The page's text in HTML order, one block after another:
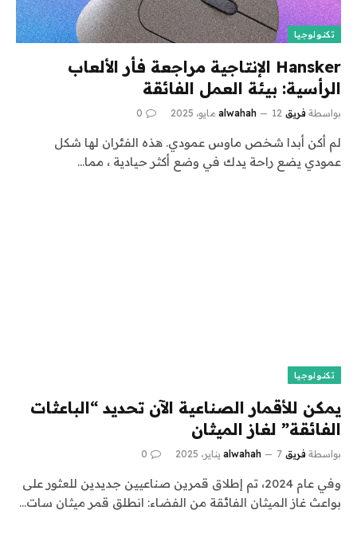
تكنولوجيا
Hansker الإنتاجية مراجعة فأر الألعاب
الرأسية: بيئة العمل الفائقة
بواسطة فريق alwahah 12 مايو، 2025 0
لم أكن أبدا شخص ماوس عمودي. هذه الفئران لها شكل
عمودي يضع راحة يدك في وضع أكثر حيادية ، مما…
تكنولوجيا
يمكن للأقمار الصناعية الآن تحديد “الباعثات
الفائقة” لغاز الميثان
بواسطة فريق alwahah 7 يناير، 2025 0
وفي عام 2024، تم إطلاق قمرين صناعيين جديدين للعثور على
بواعث غاز الميثان الفائقة من الفضاء: انطلق قمر ميثان سات…